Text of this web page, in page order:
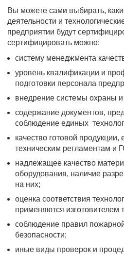
Вы можете сами выбирать,
деятельности и
предприятии будут
сертифицировать можно:
систему менеджмента
уровень квалификации и
подготовки персонала
внедрение системы охраны и
содержание документов,
соблюдение единых
качество готовой продукции,
техническим регламентам и
надлежащее качество
оборудования, наличие
на них;
оценка соответствия
применяются изготовителем
соблюдение правил
безопасности;
иные виды проверок и